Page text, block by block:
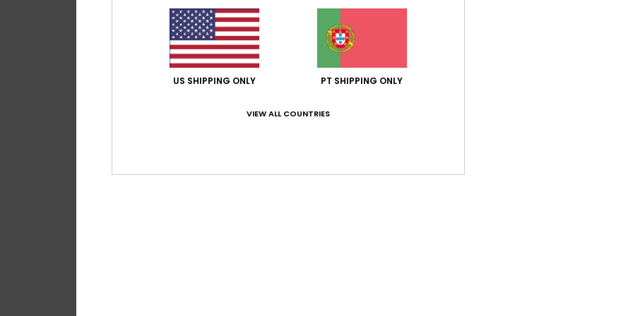
US SHIPPING ONLY PT SHIPPING ONLY
VIEW ALL COUNTRIES